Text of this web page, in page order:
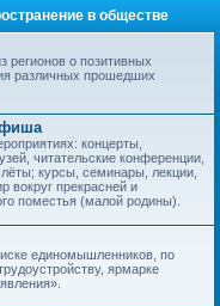
в обществе
регионов о позитивных
различных прошедших
концерты,
читательские конференции,
курсы, семинары, лекции,
вокруг прекрасней и
поместья (малой родины).
единомышленников, по
ярмарке